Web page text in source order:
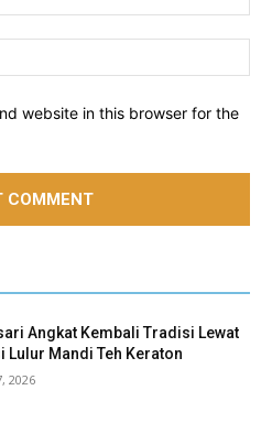
website in this browser for the
Angkat Kembali Tradisi Lewat
Lulur Mandi Teh Keraton
2026